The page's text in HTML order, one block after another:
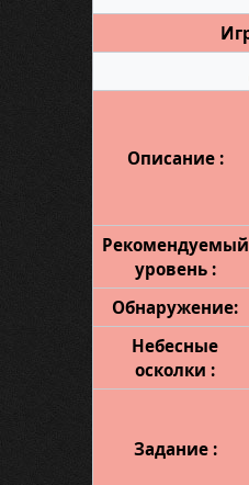
Описание :
Рекомендуемый
уровень :
Обнаружение:
Небесные
осколки :
Задание :